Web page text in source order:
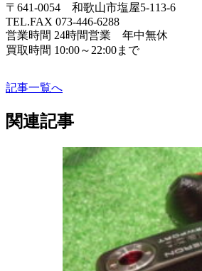
〒641-0054 和歌山市塩屋5-113-6
TEL.FAX 073-446-6288
営業時間 24時間営業 年中無休
買取時間 10:00～22:00まで
記事一覧へ
関連記事